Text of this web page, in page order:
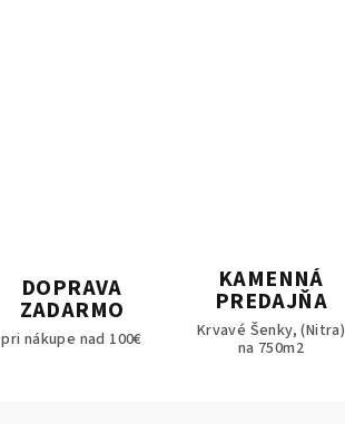
DOPRAVA
ZADARMO
pri nákupe nad 100€
KAMENNÁ
PREDAJŇA
Krvavé Šenky, (Nitra)
na 750m2